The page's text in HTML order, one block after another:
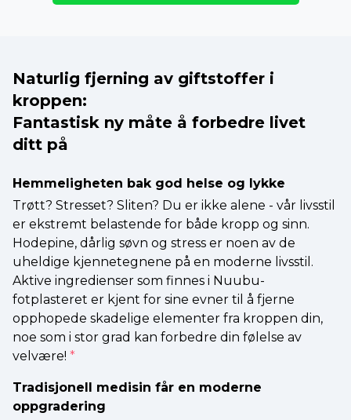
Naturlig fjerning av giftstoffer i
kroppen:
Fantastisk ny måte å forbedre livet
ditt på
Hemmeligheten bak god helse og lykke
Trøtt? Stresset? Sliten? Du er ikke alene - vår livsstil
er ekstremt belastende for både kropp og sinn.
Hodepine, dårlig søvn og stress er noen av de
uheldige kjennetegnene på en moderne livsstil.
Aktive ingredienser som finnes i Nuubu-
fotplasteret er kjent for sine evner til å fjerne
opphopede skadelige elementer fra kroppen din,
noe som i stor grad kan forbedre din følelse av
velvære! *
Tradisjonell medisin får en moderne
oppgradering